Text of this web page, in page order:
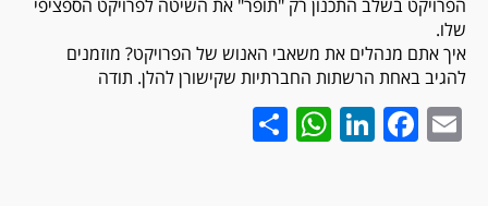
הפרויקט בשלב התכנון רק "תופר" את השיטה לפרויקט הספציפי
שלו.
איך אתם מנהלים את משאבי האנוש של הפרויקט? מוזמנים
להגיב באחת הרשתות החברתיות שקישורן להלן. תודה
Email
Facebook
LinkedIn
WhatsApp